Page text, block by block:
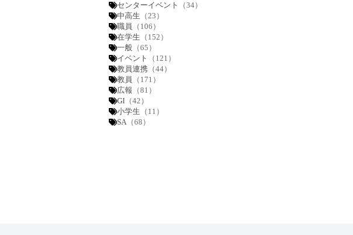
センターイベント
（34）
中高生 （23）
職員
（106）
在学生 （152）
一般 （65）
イベント
（121）
教員連携 （44）
教員
（171）
広報 （81）
GI （42）
小学生 （11）
SA （68）